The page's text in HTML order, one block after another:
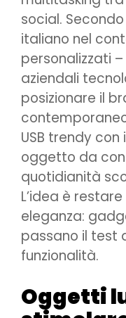
social.
italiano nel
personalizzati
aziendali
posizionare il
USB trendy
oggetto da
quotidianità
L’idea è
eleganza:
passano il test
funzionalità.
Oggetti